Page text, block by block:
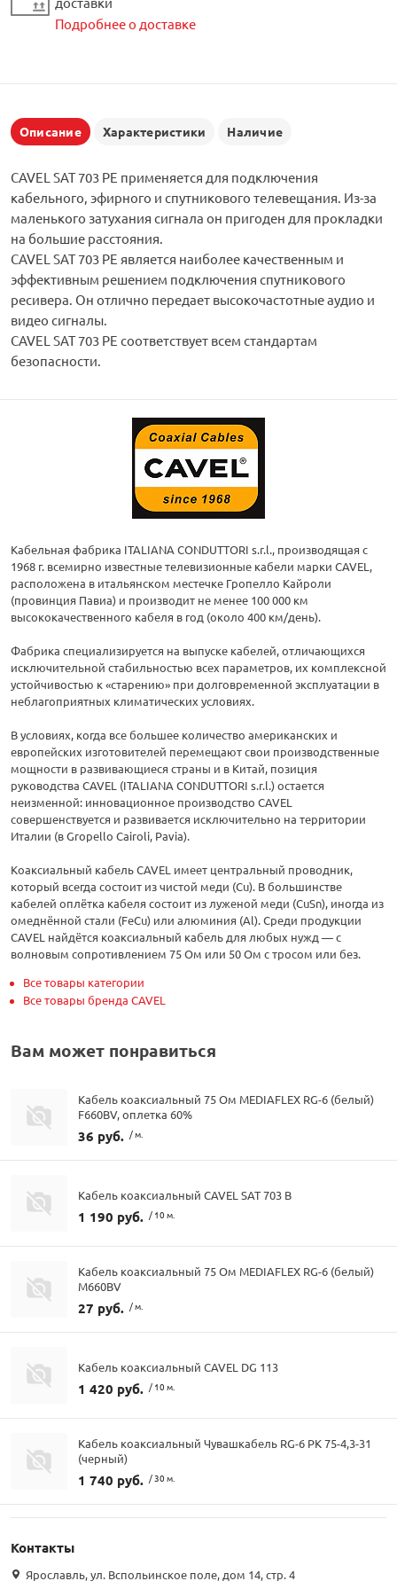
Подробнее о доставке
Описание Характеристики Наличие
CAVEL SAT 703 PE применяется для подключения
кабельного, эфирного и спутникового телевещания. Из-за
маленького затухания сигнала он пригоден для прокладки
на большие расстояния.
CAVEL SAT 703 PE является наиболее качественным и
эффективным решением подключения спутникового
ресивера. Он отлично передает высокочастотные аудио и
видео сигналы.
CAVEL SAT 703 PE соответствует всем стандартам
безопасности.
Кабельная фабрика ITALIANA CONDUTTORI s.r.l., производящая с
1968 г. всемирно известные телевизионные кабели марки CAVEL,
расположена в итальянском местечке Гропелло Кайроли
(провинция Павиа) и производит не менее 100 000 км
высококачественного кабеля в год (около 400 км/день).
Фабрика специализируется на выпуске кабелей, отличающихся
исключительной стабильностью всех параметров, их комплексной
устойчивостью к «старению» при долговременной эксплуатации в
неблагоприятных климатических условиях.
В условиях, когда все большее количество американских и
европейских изготовителей перемещают свои производственные
мощности в развивающиеся страны и в Китай, позиция
руководства CAVEL (ITALIANA CONDUTTORI s.r.l.) остается
неизменной: инновационное производство CAVEL
совершенствуется и развивается исключительно на территории
Италии (в Gropello Cairoli, Pavia).
Коаксиальный кабель CAVEL имеет центральный проводник,
который всегда состоит из чистой меди (Cu). В большинстве
кабелей оплётка кабеля состоит из луженой меди (CuSn), иногда из
омеднённой стали (FeCu) или алюминия (Al). Среди продукции
CAVEL найдётся коаксиальный кабель для любых нужд — с
волновым сопротивлением 75 Ом или 50 Ом с тросом или без.
Все товары категории
Все товары бренда CAVEL
Вам может понравиться
Кабель коаксиальный 75 Ом MEDIAFLEX RG-6 (белый)
F660BV, оплетка 60%
36 руб. / м.
Кабель коаксиальный CAVEL SAT 703 B
1 190 руб. / 10 м.
Кабель коаксиальный 75 Ом MEDIAFLEX RG-6 (белый)
М660BV
27 руб. / м.
Кабель коаксиальный CAVEL DG 113
1 420 руб. / 10 м.
Кабель коаксиальный Чувашкабель RG-6 РК 75-4,3-31
(черный)
1 740 руб. / 30 м.
Контакты
Ярославль, ул. Вспольинское поле, дом 14, стр. 4